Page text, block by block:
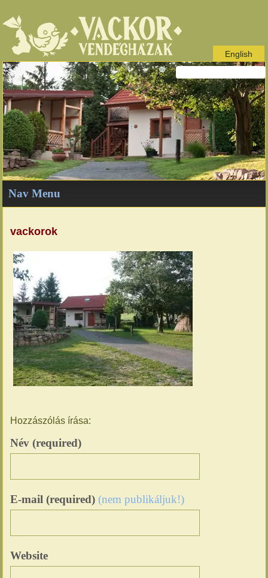
English
Nav Menu
vackorok
Hozzászólás írása:
Név (required)
E-mail (required) (nem publikáljuk!)
Website